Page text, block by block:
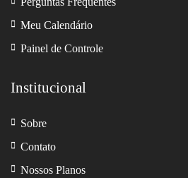
Meu Calendário
Painel de Controle
Institucional
Sobre
Contato
Nossos Planos